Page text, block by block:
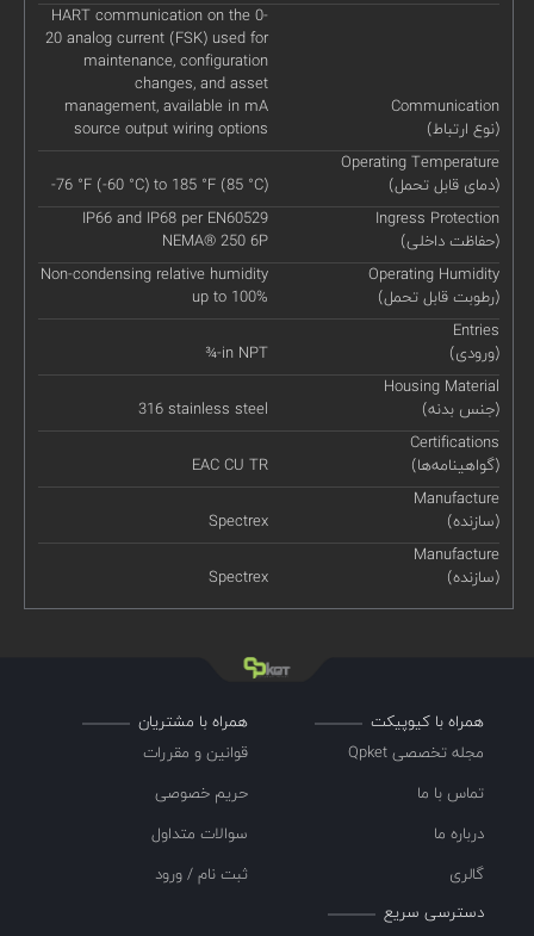
Communication
(نوع ارتباط)
HART communication on the 0-
20 analog current (FSK) used for
maintenance, configuration
changes, and asset
management, available in mA
source output wiring options
Operating Temperature
(دمای قابل تحمل)
-76 °F (-60 °C) to 185 °F (85 °C)
Ingress Protection
(حفاظت داخلی)
IP66 and IP68 per EN60529
NEMA® 250 6P
Operating Humidity
(رطوبت قابل تحمل)
Non-condensing relative humidity
up to 100%
Entries
(ورودی)
¾-in NPT
Housing Material
(جنس بدنه)
316 stainless steel
Certifications
(گواهینامه‌ها)
EAC CU TR
Manufacture
(سازنده)
Spectrex
Manufacture
(سازنده)
Spectrex
همراه با کیوپیکت
مجله تخصصی Qpket
تماس با ما
درباره ما
گالری
همراه با مشتریان
قوانین و مقررات
حریم خصوصی
سوالات متداول
ثبت نام / ورود
دسترسی سریع